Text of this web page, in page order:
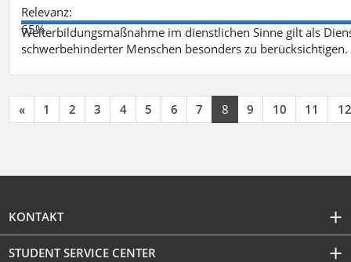
Relevanz:
65%
Weiterbildungsmaßnahme im dienstlichen Sinne gilt als
schwerbehinderter Menschen besonders zu berücksichtigen.
« 1 2 3 4 5 6 7 8 9 10 11 12
KONTAKT
STUDENT SERVICE CENTER